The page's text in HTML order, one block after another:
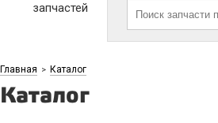
запчастей
Главная > Каталог
Каталог